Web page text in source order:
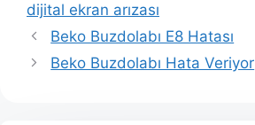
dijital ekran arızası
Beko Buzdolabı E8 Hatası
Beko Buzdolabı Hata Veriyor